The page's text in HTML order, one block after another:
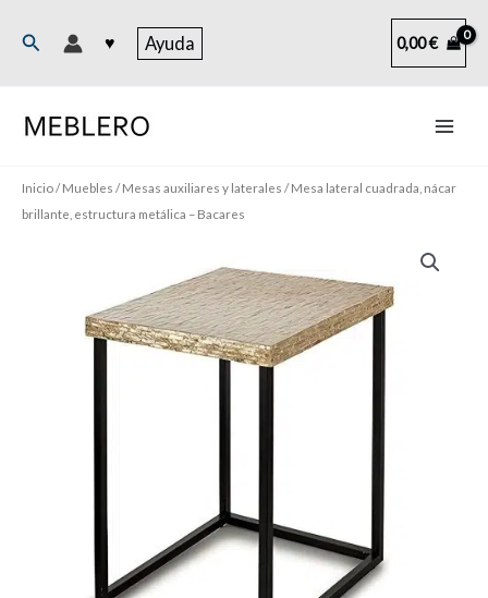
Buscar ♥ Ayuda 0,00€
Inicio/Muebles /Mesas auxiliares y laterales / Mesa lateral cuadrada, nácar
brillante, estructura metálica – Bacares